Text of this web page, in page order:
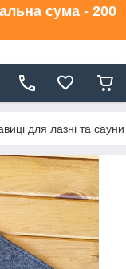
сума - 200
для лазні та сауни